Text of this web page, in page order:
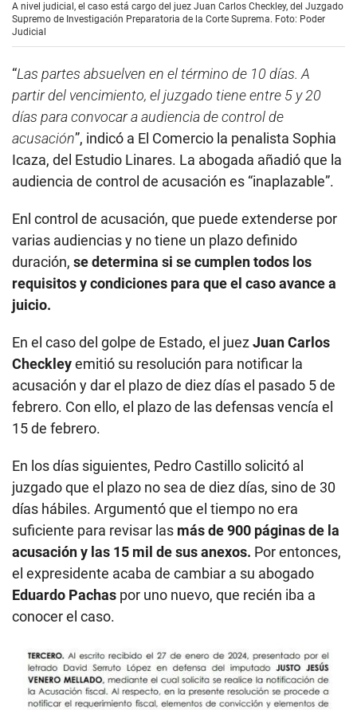
A nivel judicial, el caso está cargo del juez Juan Carlos Checkley, del Juzgado
Supremo de Investigación Preparatoria de la Corte Suprema. Foto: Poder
Judicial
“Las partes absuelven en el término de 10 días. A
partir del vencimiento, el juzgado tiene entre 5 y 20
días para convocar a audiencia de control de
acusación”, indicó a El Comercio la penalista Sophia
Icaza, del Estudio Linares. La abogada añadió que la
audiencia de control de acusación es “inaplazable”.
Enl control de acusación, que puede extenderse por
varias audiencias y no tiene un plazo definido
duración, se determina si se cumplen todos los
requisitos y condiciones para que el caso avance a
juicio.
En el caso del golpe de Estado, el juezJuan Carlos
Checkleyemitió su resolución para notificar la
acusación y dar el plazo de diez días el pasado 5 de
febrero. Con ello, el plazo de las defensas vencía el
15 de febrero.
En los días siguientes, Pedro Castillo solicitó al
juzgado que el plazo no sea de diez días, sino de 30
días hábiles. Argumentó que el tiempo no era
suficiente para revisar las más de 900 páginas de la
acusación y las 15 mil de sus anexos. Por entonces,
el expresidente acaba de cambiar a su abogado
Eduardo Pachas por uno nuevo, que recién iba a
conocer el caso.